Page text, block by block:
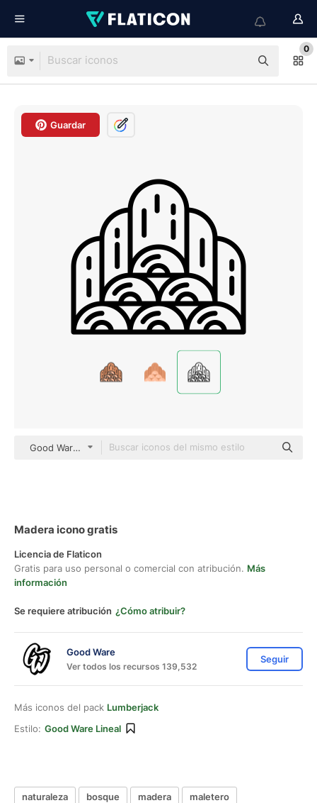
0
Guardar
Good Ware Lineal
Madera icono gratis
Licencia de Flaticon
Gratis para uso personal o comercial con atribución. Más
información
Se requiere atribución ¿Cómo atribuir?
Good Ware
Ver todos los recursos 139,532
Seguir
Más iconos del pack Lumberjack
Estilo: Good Ware Lineal
naturaleza bosque madera
maletero